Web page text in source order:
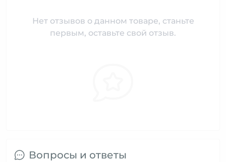
Нет отзывов о данном товаре, станьте
первым, оставьте свой отзыв.
Вопросы и ответы